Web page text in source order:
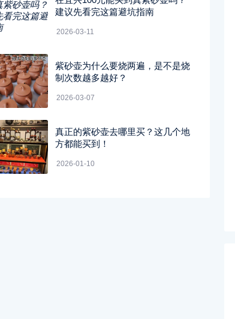
建议先看完这篇避坑指南
2026-03-11
紫砂壶为什么要烧两遍，是不是烧
制次数越多越好？
2026-03-07
真正的紫砂壶去哪里买？这几个地
方都能买到！
2026-01-10